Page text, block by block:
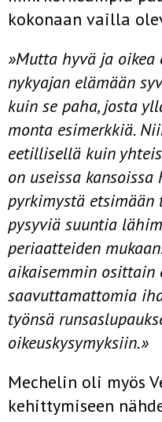
kokonaan vailla
»Mutta hyvä ja oikea
nykyajan elämään
kuin se paha, josta
monta esimerk­kiä.
eetillisellä kuin
on useissa
pyrkimystä
pysyviä suuntia
periaatteiden
aikaisemmin
saavuttamattomia
työnsä
oikeuskysymyksiin.»
Mechelin oli myös
kehittymiseen